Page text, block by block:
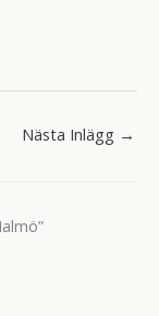
Nästa Inlägg →